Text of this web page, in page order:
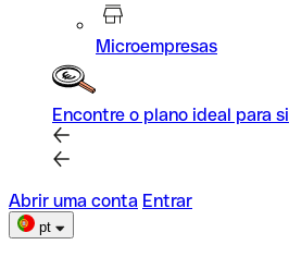
Microempresas
Encontre o plano ideal para si
Abrir uma conta Entrar
pt